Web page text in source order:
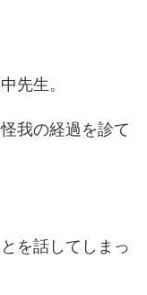
先生。
我の経過を診て
を話してしまっ